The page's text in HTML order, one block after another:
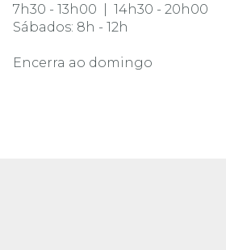
7h30 - 13h00 | 14h30 - 20h00
Sábados: 8h - 12h
Encerra ao domingo